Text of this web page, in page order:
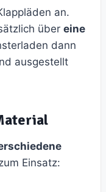
an.
über eine
dann
ausgestellt
Einsatz: